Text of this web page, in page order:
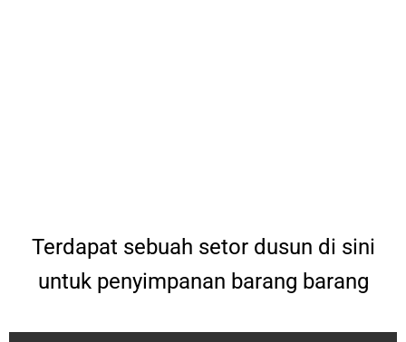
Terdapat sebuah setor dusun di sini
untuk penyimpanan barang barang